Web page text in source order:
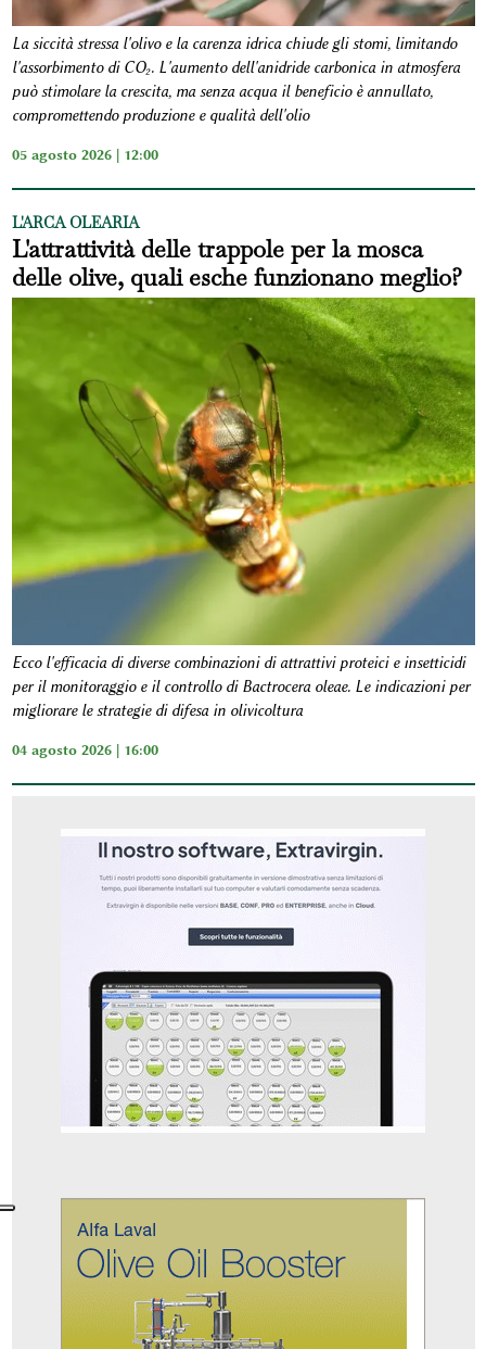
La siccità stressa l'olivo e la carenza idrica chiude gli stomi, limitando
l'assorbimento di CO₂. L'aumento dell'anidride carbonica in atmosfera
può stimolare la crescita, ma senza acqua il beneficio è annullato,
compromettendo produzione e qualità dell'olio
05 agosto 2026 | 12:00
L'ARCA OLEARIA
L'attrattività delle trappole per la mosca
delle olive, quali esche funzionano meglio?
Ecco l'efficacia di diverse combinazioni di attrattivi proteici e insetticidi
per il monitoraggio e il controllo di Bactrocera oleae. Le indicazioni per
migliorare le strategie di difesa in olivicoltura
04 agosto 2026 | 16:00